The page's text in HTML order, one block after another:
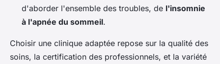
d'aborder l'ensemble des troubles, de l'insomnie
à l'apnée du sommeil.
Choisir une clinique adaptée repose sur la qualité des
soins, la certification des professionnels, et la variété